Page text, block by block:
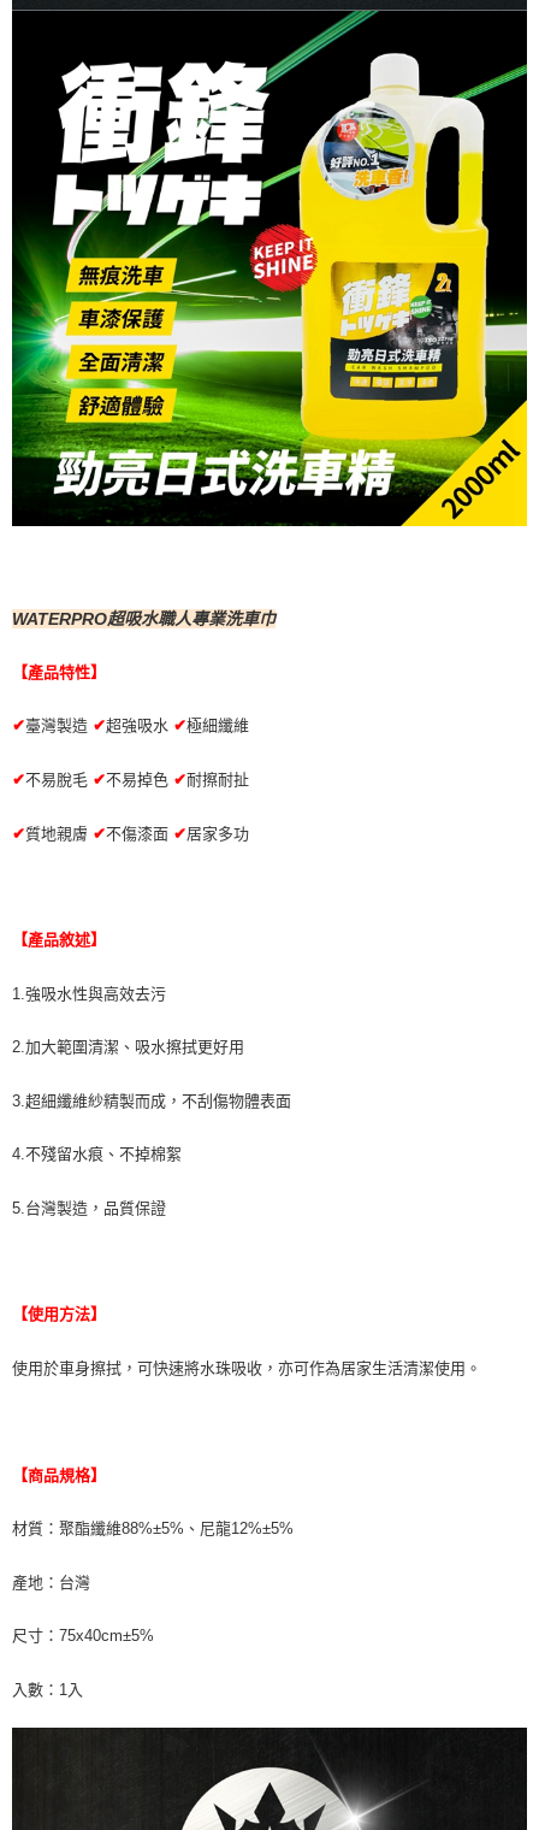
WATERPRO超吸水職人專業洗車巾
【產品特性】
✔臺灣製造 ✔超強吸水 ✔極細纖維
✔不易脫毛 ✔不易掉色 ✔耐擦耐扯
✔質地親膚 ✔不傷漆面 ✔居家多功
【產品敘述】
1.強吸水性與高效去污
2.加大範圍清潔、吸水擦拭更好用
3.超細纖維紗精製而成，不刮傷物體表面
4.不殘留水痕、不掉棉絮
5.台灣製造，品質保證
【使用方法】
使用於車身擦拭，可快速將水珠吸收，亦可作為居家生活清潔使用。
【商品規格】
材質：聚酯纖維88%±5%、尼龍12%±5%
產地：台灣
尺寸：75x40cm±5%
入數：1入